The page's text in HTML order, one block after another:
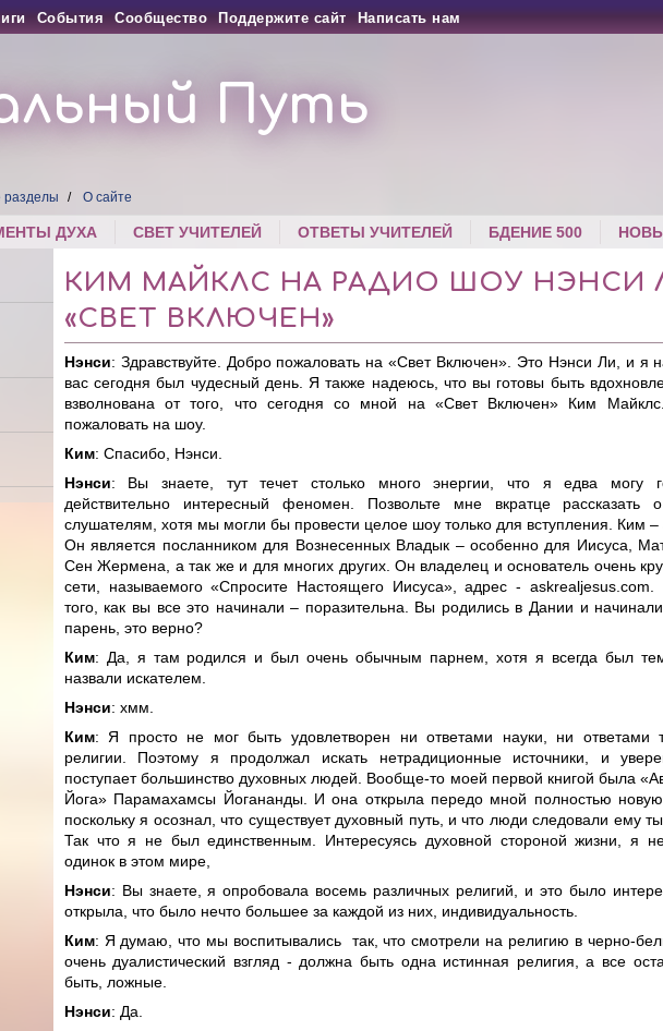
События Сообщество Поддержите сайт Написать нам
Путь
О сайте
ДУХА СВЕТ УЧИТЕЛЕЙ ОТВЕТЫ УЧИТЕЛЕЙ БДЕНИЕ 500
КИМ МАЙКЛС НА РАДИО ШОУ НЭНСИ
«СВЕТ ВКЛЮЧЕН»
Нэнси: Здравствуйте. Добро пожаловать на «Свет Включен». Это Нэнси Ли, и я
вас сегодня был чудесный день. Я также надеюсь, что вы готовы быть
взволнована от того, что сегодня со мной на «Свет Включен» Ким
пожаловать на шоу.
Ким: Спасибо, Нэнси.
Нэнси: Вы знаете, тут течет столько много энергии, что я едва могу
действительно интересный феномен. Позвольте мне вкратце
слушателям, хотя мы могли бы провести целое шоу только для вступления. Ким –
Он является посланником для Вознесенных Владык – особенно для Иисуса,
Сен Жермена, а так же и для многих других. Он владелец и основатель очень
сети, называемого «Спросите Настоящего Иисуса», адрес - askrealjesus.com.
того, как вы все это начинали – поразительна. Вы родились в Дании и
парень, это верно?
Ким: Да, я там родился и был очень обычным парнем, хотя я всегда был
назвали искателем.
Нэнси: хмм.
Ким: Я просто не мог быть удовлетворен ни ответами науки, ни ответами
религии. Поэтому я продолжал искать нетрадиционные источники, и
поступает большинство духовных людей. Вообще-то моей первой книгой была
Йога» Парамахамсы Йогананды. И она открыла передо мной полностью новую
поскольку я осознал, что существует духовный путь, и что люди следовали ему
Так что я не был единственным. Интересуясь духовной стороной жизни, я
одинок в этом мире,
Нэнси: Вы знаете, я опробовала восемь различных религий, и это было
открыла, что было нечто большее за каждой из них, индивидуальность.
Ким: Я думаю, что мы воспитывались так, что смотрели на религию в черно-
очень дуалистический взгляд - должна быть одна истинная религия, а все
быть, ложные.
Нэнси: Да.